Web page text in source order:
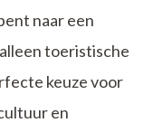
naar een
toeristische
keuze voor
en